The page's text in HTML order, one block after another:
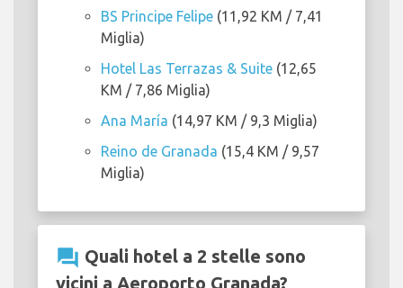
BS Principe Felipe (11,92 KM / 7,41
Miglia)
Hotel Las Terrazas & Suite (12,65
KM / 7,86 Miglia)
Ana María (14,97 KM / 9,3 Miglia)
Reino de Granada (15,4 KM / 9,57
Miglia)
question_answer Quali hotel a 2 stelle sono
vicini a Aeroporto Granada?